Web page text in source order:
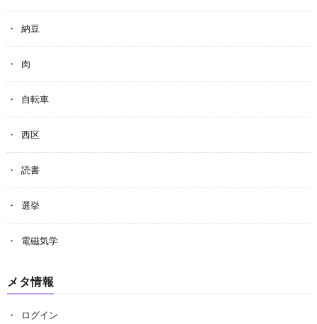
納豆
肉
自転車
西区
読書
選挙
電磁気学
メタ情報
ログイン